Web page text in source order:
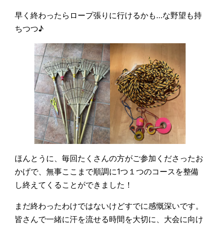
早く終わったらロープ張りに行けるかも…な野望も持
ちつつ♪
ほんとうに、毎回たくさんの方がご参加くださったお
かげで、無事ここまで順調に1つ１つのコースを整備
し終えてくることができました！
まだ終わったわけではないけどすでに感慨深いです。
皆さんで一緒に汗を流せる時間を大切に、大会に向け